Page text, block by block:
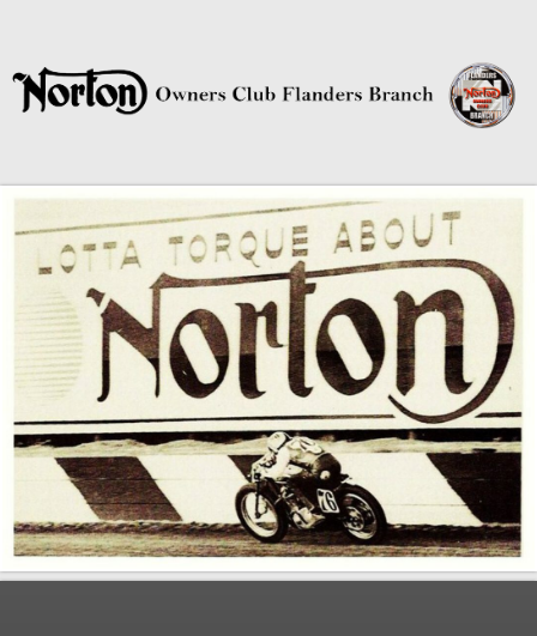
Norton Owners Club Flanders
Branch